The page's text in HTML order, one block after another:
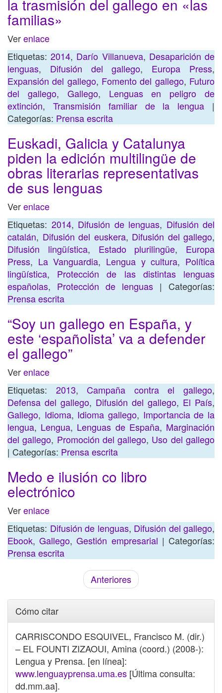
la trasmisión del gallego en «las
familias»
Verenlace
Etiquetas:2014, Darío Villanueva, Desaparición de
lenguas, Difusión del gallego, Europa Press,
Expansión del gallego, Fomento del gallego, Futuro
del gallego, Gallego, Lenguas en peligro de
extinción, Transmisión familiar de la lengua |
Categorías: Prensa escrita
Euskadi, Galicia y Catalunya
piden la edición multilingüe de
obras literarias representativas
de sus lenguas
Verenlace
Etiquetas: 2014, Difusión de lenguas, Difusión del
catalán, Difusión del euskera, Difusión del gallego,
Difusión lingüística, Estado plurilingüe, Europa
Press, La Vanguardia, Lengua y cultura, Política
lingüística, Protección de las distintas lenguas
españolas, Protección de lenguas | Categorías:
Prensa escrita
“Soy un gallego en España, y
este ‘españolista’ va a defender
el gallego”
Verenlace
Etiquetas: 2013,Campaña contra el gallego,
Defensa del gallego, Difusión del gallego, El País,
Gallego, Idioma, Idioma gallego, Importancia de la
lengua, Lengua, Lenguas de España, Marginación
del gallego, Promoción del gallego, Uso del gallego
| Categorías: Prensa escrita
Medo e ilusión co libro
electrónico
Verenlace
Etiquetas: Difusión de lenguas, Difusión del gallego,
Ebook,Gallego,Gestión empresarial | Categorías:
Prensa escrita
Anteriores
Cómo citar
CARRISCONDO ESQUIVEL, Francisco M. (dir.)
– EL FOUNTI ZIZAOUI, Amina (coord.) (2008-):
Lengua y Prensa. [en línea]:
www.lenguayprensa.uma.es [Última consulta:
dd.mm.aa].